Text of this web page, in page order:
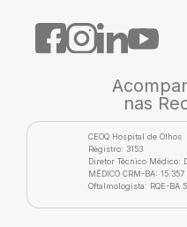
nas
CEOQ Hospital de Olhos
Registro: 3153
Diretor Técnico Médico:
MÉDICO CRM-BA: 15.357
Oftalmologista: RQE-BA